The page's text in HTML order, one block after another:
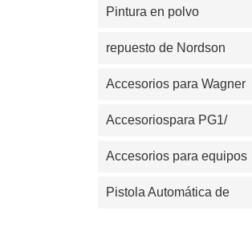
polvo
Pintura en polvo
electrost&#225;tica
repuesto de Nordson
Accesorios para Wagner
Accesoriospara PG1/
PG2A/Easyselect/OPTI
Accesorios para equipos
de recubrimiento
Pistola Automática de